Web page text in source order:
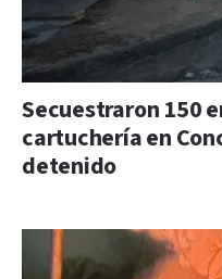
Secuestraron 150
cartuchería en
detenido